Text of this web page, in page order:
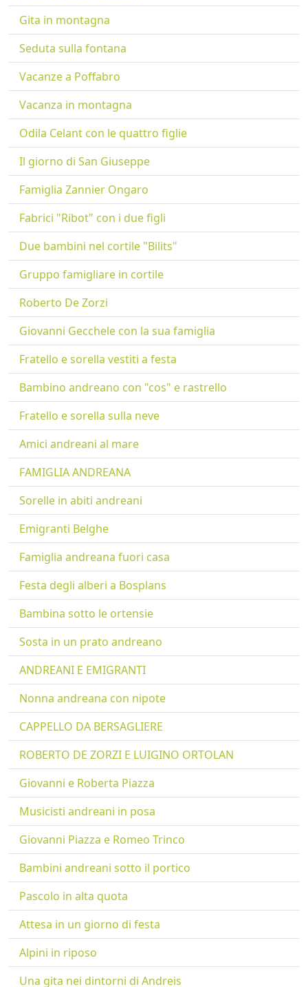
Gita in montagna
Seduta sulla fontana
Vacanze a Poffabro
Vacanza in montagna
Odila Celant con le quattro figlie
Il giorno di San Giuseppe
Famiglia Zannier Ongaro
Fabrici "Ribot" con i due figli
Due bambini nel cortile "Bilits"
Gruppo famigliare in cortile
Roberto De Zorzi
Giovanni Gecchele con la sua famiglia
Fratello e sorella vestiti a festa
Bambino andreano con "cos" e rastrello
Fratello e sorella sulla neve
Amici andreani al mare
FAMIGLIA ANDREANA
Sorelle in abiti andreani
Emigranti Belghe
Famiglia andreana fuori casa
Festa degli alberi a Bosplans
Bambina sotto le ortensie
Sosta in un prato andreano
ANDREANI E EMIGRANTI
Nonna andreana con nipote
CAPPELLO DA BERSAGLIERE
ROBERTO DE ZORZI E LUIGINO ORTOLAN
Giovanni e Roberta Piazza
Musicisti andreani in posa
Giovanni Piazza e Romeo Trinco
Bambini andreani sotto il portico
Pascolo in alta quota
Attesa in un giorno di festa
Alpini in riposo
Una gita nei dintorni di Andreis